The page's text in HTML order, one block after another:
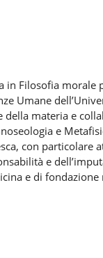
in Filosofia morale
Umane
della materia e
e
con particolare
e
e di fondazione